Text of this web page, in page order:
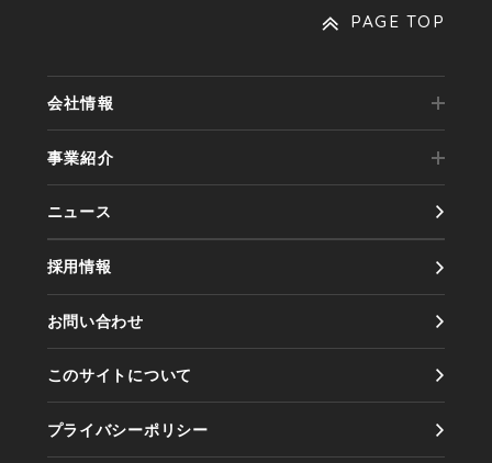
PAGE TOP
会社情報
代表メッセージ
会社概要
会社沿革
アクセス
情報セキュリティ方針
事業紹介
事業内容
実績紹介
製品紹介
ニュース
採用情報
お問い合わせ
このサイトについて
プライバシーポリシー